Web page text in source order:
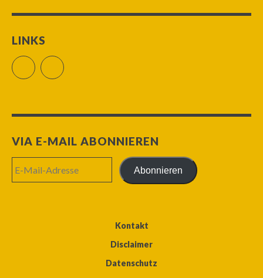
LINKS
FacebookRSS Feed
VIA E-MAIL ABONNIEREN
Mail-
Adresse
Abonnieren
Kontakt
Disclaimer
Datenschutz